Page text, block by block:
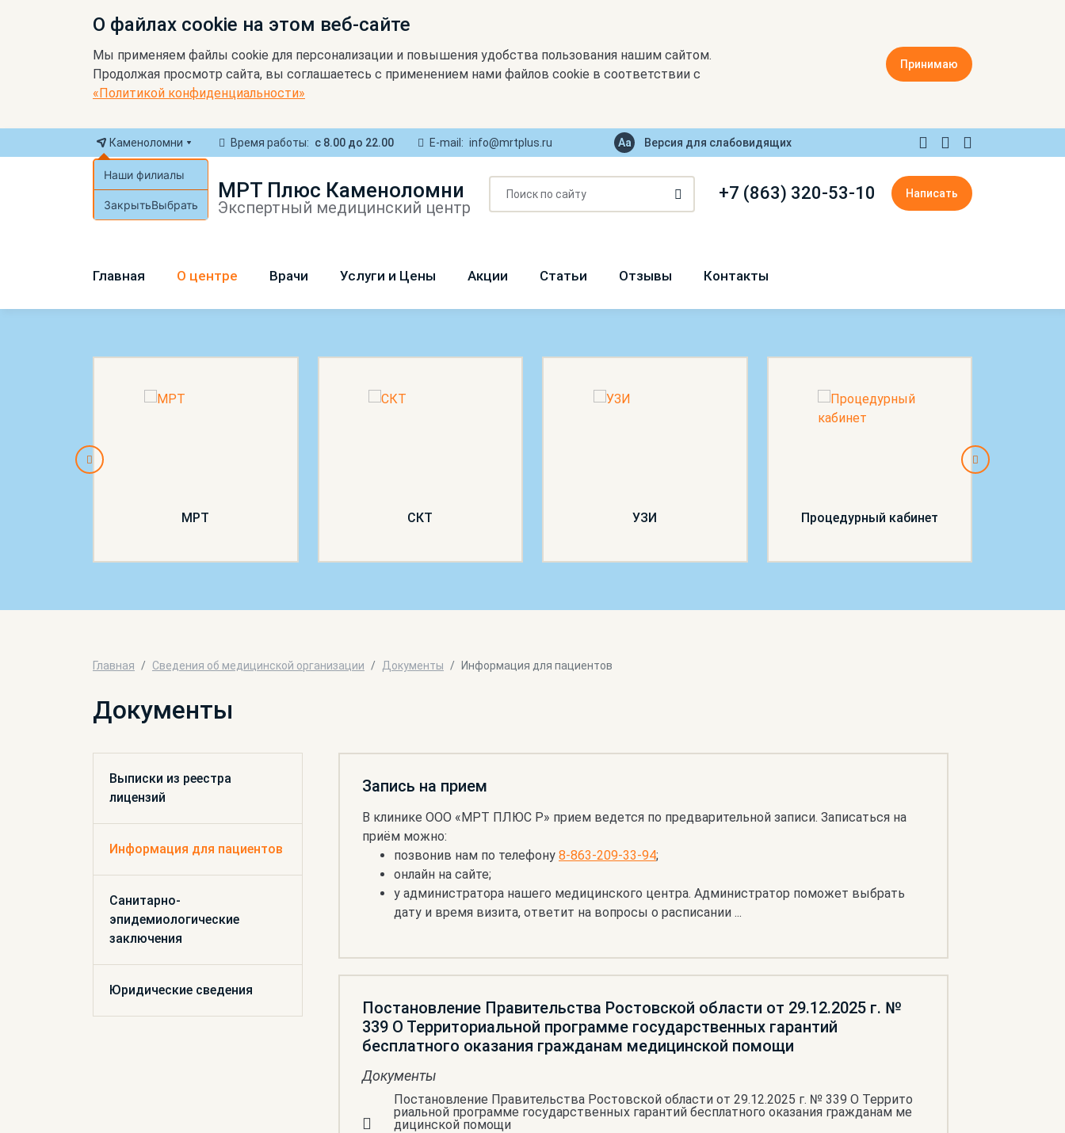
О файлах cookie на этом веб-сайте
Мы применяем файлы cookie для персонализации и повышения удобства пользования нашим сайтом.
Продолжая просмотр сайта, вы соглашаетесь с применением нами файлов cookie в соответствии с
«Политикой конфиденциальности»
Принимаю
Каменоломни
Наши филиалы
ЗакрытьВыбрать
Время работы: с 8.00 до 22.00 E-mail: info@mrtplus.ru Версия для слабовидящих
МРТ Плюс Каменоломни
Экспертный медицинский центр
+7 (863) 320-53-10 Написать
Главная О центре Врачи Услуги и Цены Акции Статьи Отзывы Контакты
МРТ СКТ УЗИ Процедурный кабинет
Главная Сведения об медицинской организации Документы Информация для пациентов
Документы
Выписки из реестра
лицензий
Информация для пациентов
Санитарно-
эпидемиологические
заключения
Юридические сведения
Запись на прием
В клинике ООО «МРТ ПЛЮС Р» прием ведется по предварительной записи. Записаться на
приём можно:
позвонив нам по телефону 8-863-209-33-94;
онлайн на сайте;
у администратора нашего медицинского центра. Администратор поможет выбрать
дату и время визита, ответит на вопросы о расписании ...
Постановление Правительства Ростовской области от 29.12.2025 г. №
339 О Территориальной программе государственных гарантий
бесплатного оказания гражданам медицинской помощи
Документы
Постановление Правительства Ростовской области от 29.12.2025 г. № 339 О Террито
риальной программе государственных гарантий бесплатного оказания гражданам ме
дицинской помощи